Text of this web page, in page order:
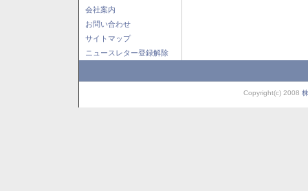
会社案内
お問い合わせ
サイトマップ
ニュースレター登録解除
Copyright(c) 2008